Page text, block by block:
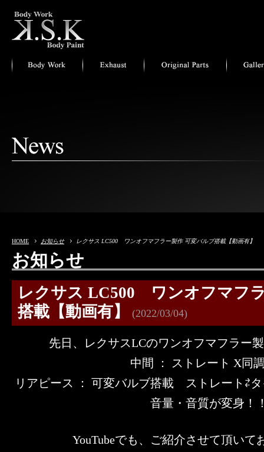
HOME お知らせ レクサス LC500 ワンオフマフラー製作 可変バルブ搭載【動画有】
お知らせ
レクサス LC500 ワンオフマフ
搭載【動画有】
(2022/03/04)
先日、レクサスLCのワンオフマフラー
中間 ： ストレート X同
リアピース ： 可変バルブ搭載 ストレート⇄
音量・音質が変身！
YouTubeでも、ご紹介させて頂い